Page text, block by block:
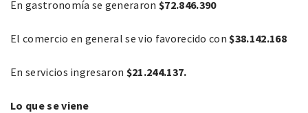
En gastronomía se generaron $72.846.390
El comercio en general se vio favorecido con $38.142.168
En servicios ingresaron $21.244.137.
Lo que se viene